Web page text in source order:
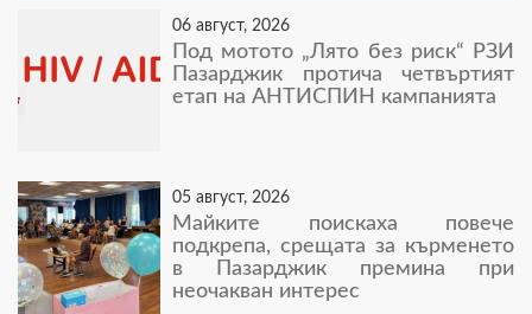
06 август, 2026
Под мотото „Лято без риск“ РЗИ
Пазарджик протича четвъртият
етап на АНТИСПИН кампанията
05 август, 2026
Майките поискаха повече
подкрепа, срещата за кърменето
в Пазарджик премина при
неочакван интерес